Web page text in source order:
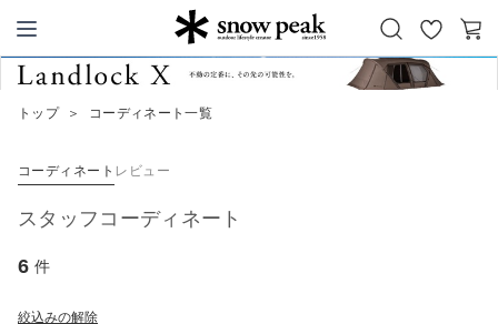
Snow Peak
お
気
カ
トップ ＞ コーディネート一覧
コーディネート レビュー
スタッフコーディネート
6 件
絞込みの解除